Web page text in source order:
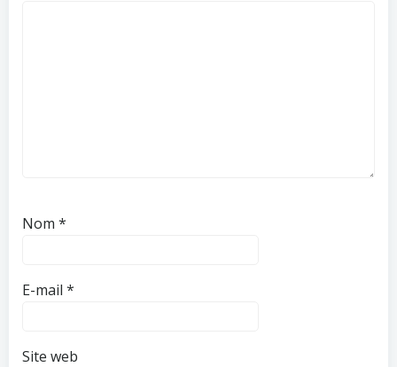
Nom *
E-mail *
Site web